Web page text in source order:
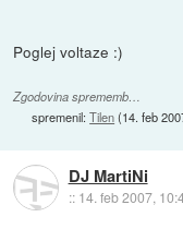
Poglej voltaze :)
Zgodovina sprememb…
spremenil:Tilen(14. feb
DJ MartiNi
:: 14. feb 2007,